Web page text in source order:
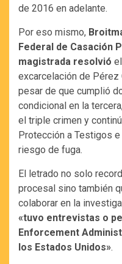
de 2016 en adelante.
Por eso mismo,
Federal de Casación
magistrada resolvió
excarcelación de Pérez
pesar de que cumplió
condicional en la
el triple crimen y
Protección a Testigos
riesgo de fuga.
El letrado no solo
procesal sino también
colaborar en la
«tuvo entrevistas o
Enforcement
los Estados Unidos».